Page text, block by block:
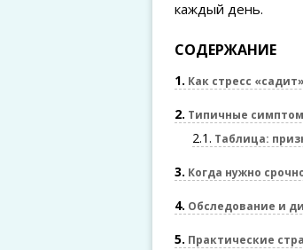
каждый день.
СОДЕРЖАНИЕ
1 Как стресс
2 Типичные
2.1 Таблица:
3 Когда нужно
4 Обследование и
5 Практические